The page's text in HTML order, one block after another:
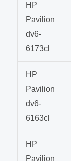
HP
Pavilion
dv6-
6173cl
HP
Pavilion
dv6-
6163cl
HP
Pavilion